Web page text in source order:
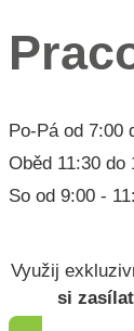
Po-Pá od 7:00
Oběd 11:30 do
So od 9:00 -
Využij
si